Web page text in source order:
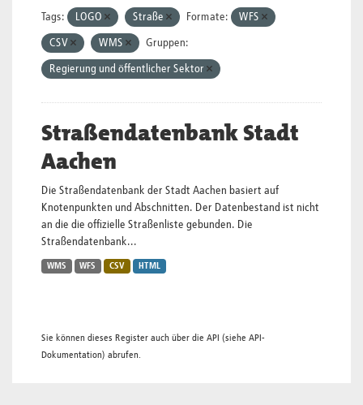
Tags: LOGO Straße Formate: WFS
CSV WMS Gruppen:
Regierung und öffentlicher Sektor
Straßendatenbank Stadt
Aachen
Die Straßendatenbank der Stadt Aachen basiert auf
Knotenpunkten und Abschnitten. Der Datenbestand ist nicht
an die die offizielle Straßenliste gebunden. Die
Straßendatenbank...
WMS WFS CSV HTML
Sie können dieses Register auch über die API (siehe API-
Dokumentation) abrufen.